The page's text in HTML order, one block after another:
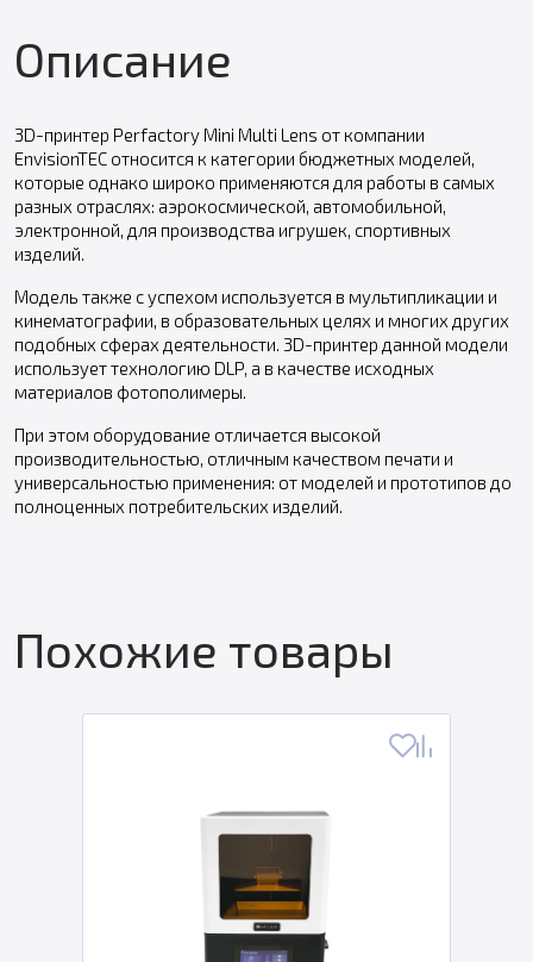
Описание
3D-принтер Perfactory Mini Multi Lens от компании
EnvisionTEC относится к категории бюджетных моделей,
которые однако широко применяются для работы в самых
разных отраслях: аэрокосмической, автомобильной,
электронной, для производства игрушек, спортивных
изделий.
Модель также с успехом используется в мультипликации и
кинематографии, в образовательных целях и многих других
подобных сферах деятельности. 3D-принтер данной модели
использует технологию DLP, а в качестве исходных
материалов фотополимеры.
При этом оборудование отличается высокой
производительностью, отличным качеством печати и
универсальностью применения: от моделей и прототипов до
полноценных потребительских изделий.
Похожие товары